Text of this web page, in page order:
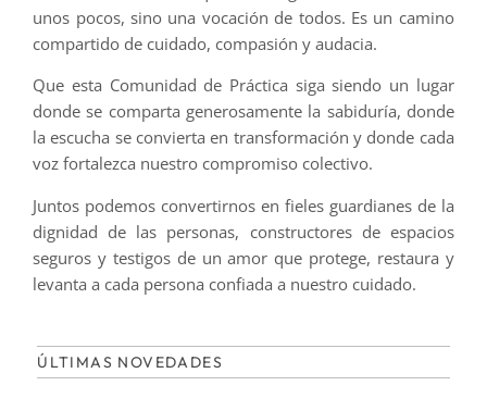
unos pocos, sino una vocación de todos. Es un camino
compartido de cuidado, compasión y audacia.
Que esta Comunidad de Práctica siga siendo un lugar
donde se comparta generosamente la sabiduría, donde
la escucha se convierta en transformación y donde cada
voz fortalezca nuestro compromiso colectivo.
Juntos podemos convertirnos en fieles guardianes de la
dignidad de las personas, constructores de espacios
seguros y testigos de un amor que protege, restaura y
levanta a cada persona confiada a nuestro cuidado.
ÚLTIMAS NOVEDADES